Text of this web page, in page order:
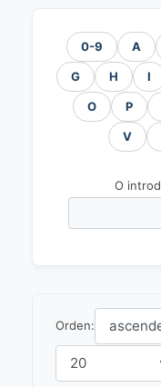
0-9 A
G H I
O P
V
O
Orden: